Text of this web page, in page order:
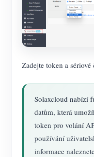
Zadejte token a sériové
Solaxcloud nabízí
datům, která
token pro volání
používání
informace